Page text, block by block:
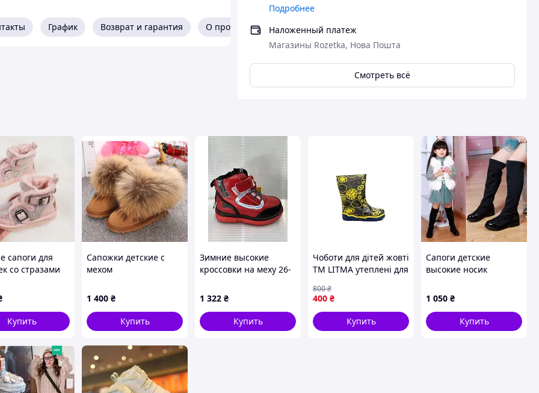
Подробнее
Наложенный платеж
Магазины Rozetka, Нова Пошта
Смотреть всё
мальчика, зимние термоботинки для мальчика
на мальчика
получении)
заказа
вид!
График Возврат и гарантия О продавце
сапоги для
со стразами
Купить
Сапожки детские с
мехом
1 400 ₴
Купить
Зимние высокие
кроссовки на меху 26-
1 322 ₴
Купить
Чоботи для дітей жовті
ТМ LITMA утеплені для
пору року
400 ₴
800₴
Купить
Сапоги детские
высокие носик
1 050 ₴
Купить